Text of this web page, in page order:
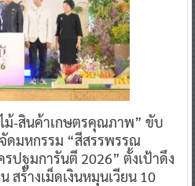
ม้-สินค้าเกษตรคุณภาพ” ขับ
ดมหกรรม “สีสรรพรรณ
ปฐมการันตี 2026” ตั้งเป้าดึง
สร้างเม็ดเงินหมุนเวียน 10